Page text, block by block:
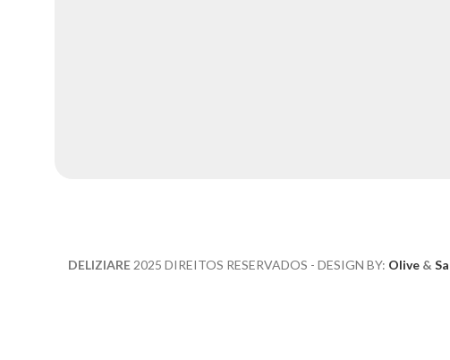
DELIZIARE2025 DIREITOS RESERVADOS - DESIGN BY: Olive &